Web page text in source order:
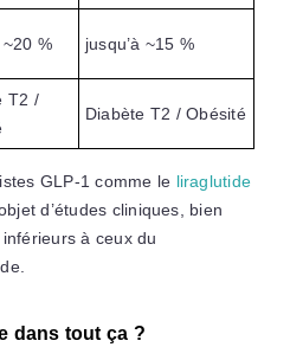
~20 % jusqu’à ~15 %
T2 /
Diabète T2 / Obésité
GLP-1 comme le liraglutide
d’études cliniques, bien
à ceux du
dans tout ça ?